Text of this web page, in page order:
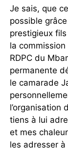
Je sais, que
possible
prestigieux
la
RDPC du
permanente
le camarade
l’organisation
tiens à lui
et mes
les adresser